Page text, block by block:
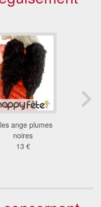
ange plumes
noires
13 €